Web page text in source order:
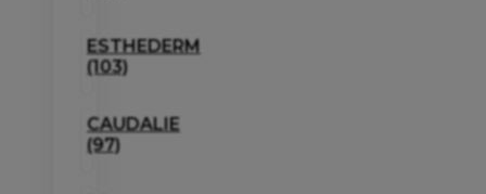
ESTHEDERM
(103)
CAUDALIE
(97)